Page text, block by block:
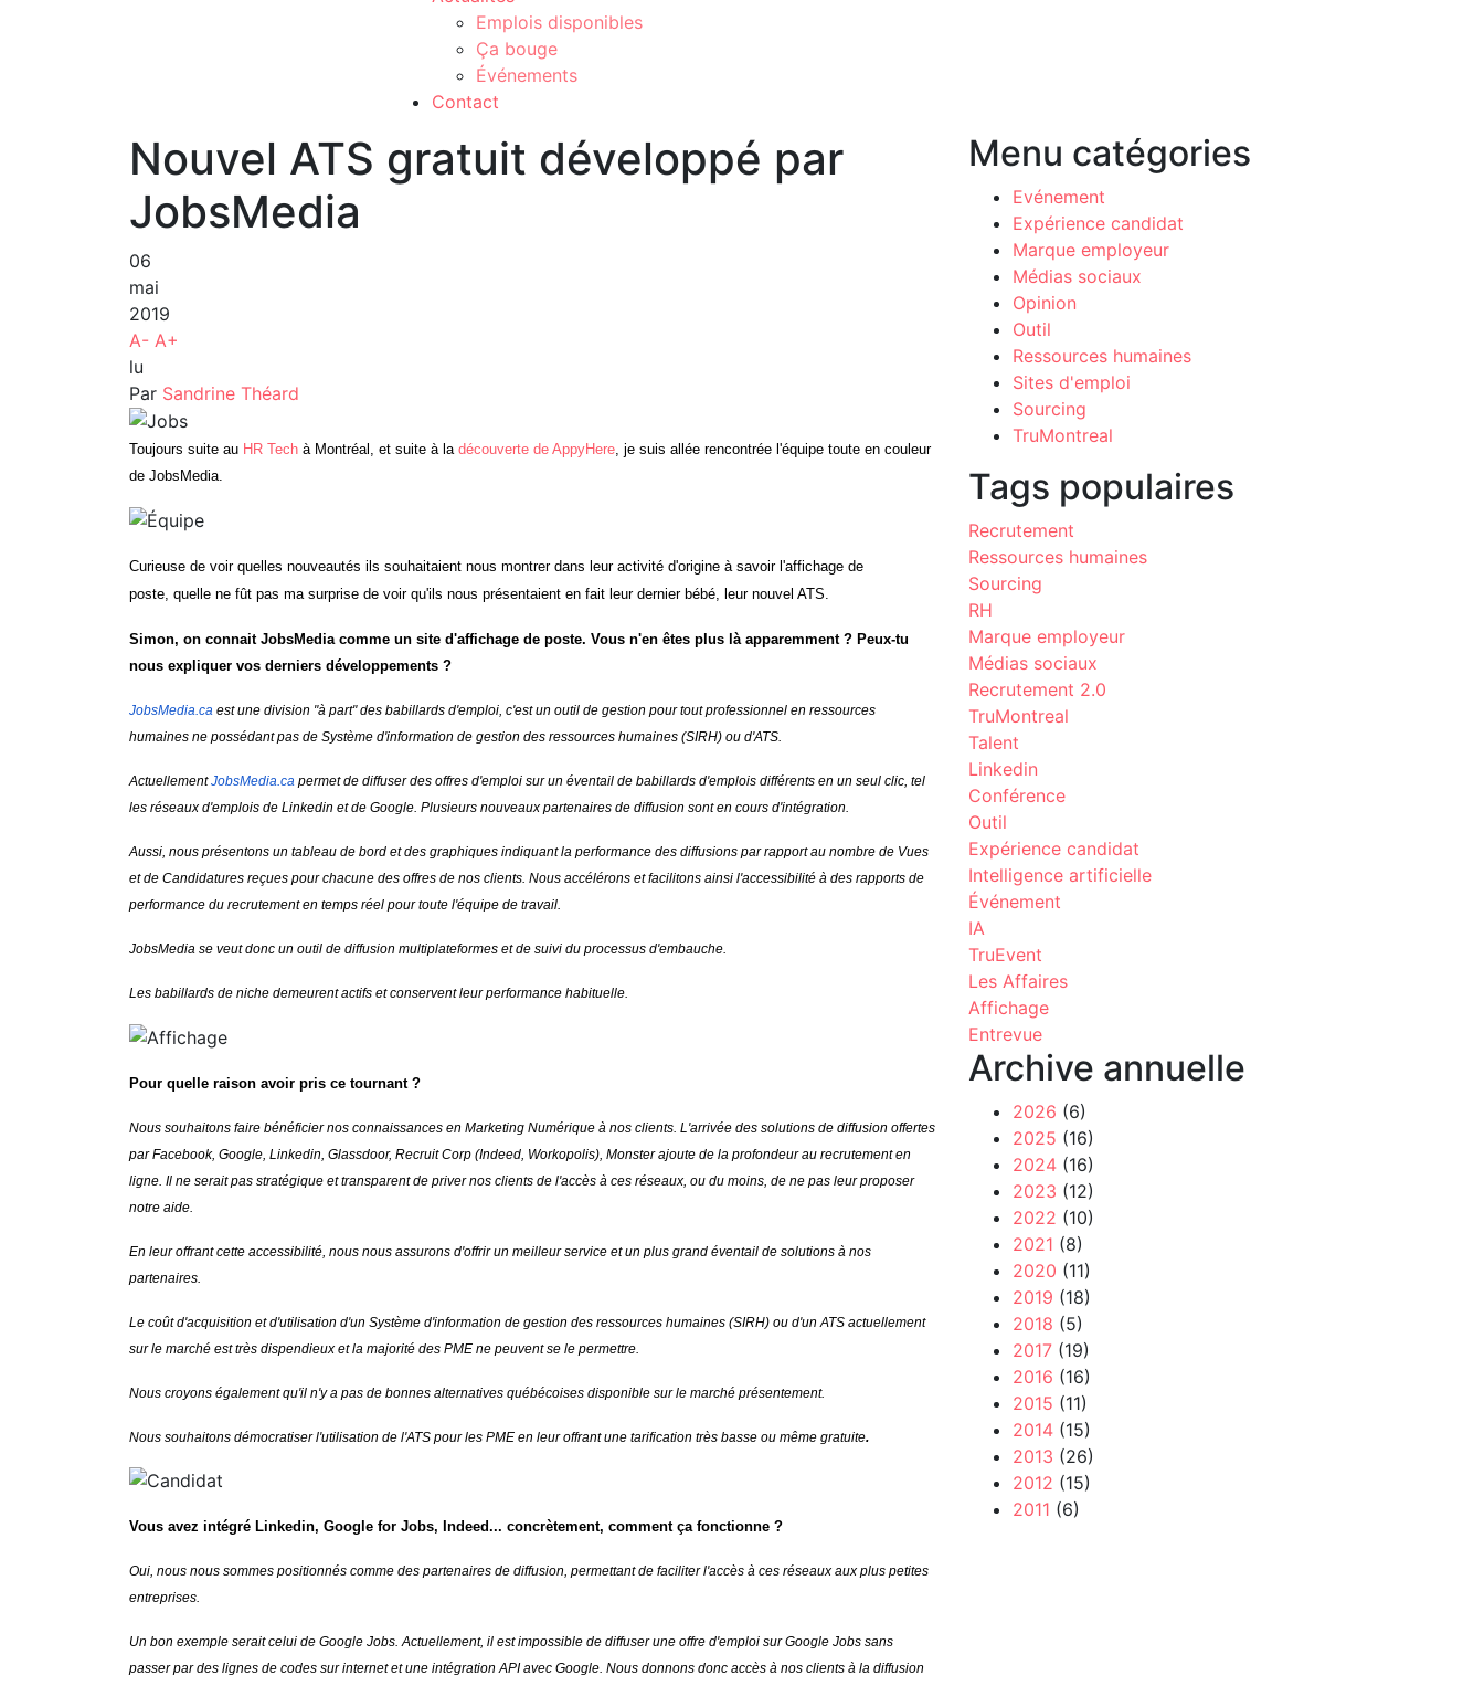
Emplois disponibles
Ça bouge
Événements
Contact
Nouvel ATS gratuit développé par
JobsMedia
06
mai
2019
A- A+
lu
Par Sandrine Théard
Toujours suite au HR Tech à Montréal, et suite à la découverte de AppyHere, je suis allée rencontrée l'équipe toute en couleur
de JobsMedia.
Curieuse de voir quelles nouveautés ils souhaitaient nous montrer dans leur activité d'origine à savoir l'affichage de
poste, quelle ne fût pas ma surprise de voir qu'ils nous présentaient en fait leur dernier bébé, leur nouvel ATS.
Simon, on connait JobsMedia comme un site d'affichage de poste. Vous n'en êtes plus là apparemment ? Peux-tu
nous expliquer vos derniers développements ?
JobsMedia.ca est une division "à part" des babillards d'emploi, c'est un outil de gestion pour tout professionnel en ressources
humaines ne possédant pas de Système d'information de gestion des ressources humaines (SIRH) ou d'ATS.
ActuellementJobsMedia.ca permet de diffuser des offres d'emploi sur un éventail de babillards d'emplois différents en un seul clic, tel
les réseaux d'emplois de Linkedin et de Google. Plusieurs nouveaux partenaires de diffusion sont en cours d'intégration.
Aussi, nous présentons un tableau de bord et des graphiques indiquant la performance des diffusions par rapport au nombre de Vues
et de Candidatures reçues pour chacune des offres de nos clients. Nous accélérons et facilitons ainsi l'accessibilité à des rapports de
performance du recrutement en temps réel pour toute l'équipe de travail.
JobsMedia se veut donc un outil de diffusion multiplateformes et de suivi du processus d'embauche.
Les babillards de niche demeurent actifs et conservent leur performance habituelle.
Pour quelle raison avoir pris ce tournant ?
Nous souhaitons faire bénéficier nos connaissances en Marketing Numérique à nos clients. L'arrivée des solutions de diffusion offertes
par Facebook, Google, Linkedin, Glassdoor, Recruit Corp (Indeed, Workopolis), Monster ajoute de la profondeur au recrutement en
ligne. Il ne serait pas stratégique et transparent de priver nos clients de l'accès à ces réseaux, ou du moins, de ne pas leur proposer
notre aide.
En leur offrant cette accessibilité, nous nous assurons d'offrir un meilleur service et un plus grand éventail de solutions à nos
partenaires.
Le coût d'acquisition et d'utilisation d'un Système d'information de gestion des ressources humaines (SIRH) ou d'un ATS actuellement
sur le marché est très dispendieux et la majorité des PME ne peuvent se le permettre.
Nous croyons également qu'il n'y a pas de bonnes alternatives québécoises disponible sur le marché présentement.
Nous souhaitons démocratiser l'utilisation de l'ATS pour les PME en leur offrant une tarification très basse ou même gratuite.
Vous avez intégré Linkedin, Google for Jobs, Indeed... concrètement, comment ça fonctionne ?
Oui, nous nous sommes positionnés comme des partenaires de diffusion, permettant de faciliter l'accès à ces réseaux aux plus petites
entreprises.
Un bon exemple serait celui de Google Jobs. Actuellement, il est impossible de diffuser une offre d'emploi sur Google Jobs sans
passer par des lignes de codes sur internet et une intégration API avec Google. Nous donnons donc accès à nos clients à la diffusion
Menu catégories
Evénement
Expérience candidat
Marque employeur
Médias sociaux
Opinion
Outil
Ressources humaines
Sites d'emploi
Sourcing
TruMontreal
Tags populaires
Recrutement
Ressources humaines
Sourcing
RH
Marque employeur
Médias sociaux
Recrutement 2.0
TruMontreal
Talent
Linkedin
Conférence
Outil
Expérience candidat
Intelligence artificielle
Événement
IA
TruEvent
Les Affaires
Affichage
Entrevue
Archive annuelle
2026 (6)
2025 (16)
2024 (16)
2023 (12)
2022 (10)
2021 (8)
2020 (11)
2019 (18)
2018 (5)
2017 (19)
2016 (16)
2015 (11)
2014 (15)
2013 (26)
2012 (15)
2011 (6)